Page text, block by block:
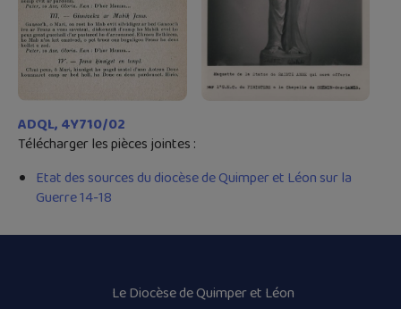
ADQL, 4Y710/02
Télécharger les pièces jointes :
Etat des sources du diocèse de Quimper et Léon sur la
Guerre 14-18
Le Diocèse de Quimper et Léon